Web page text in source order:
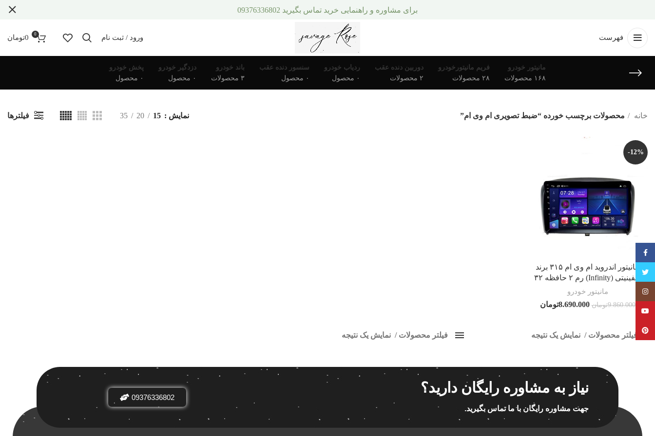
فهرست ورود / ثبت نام 0
0تومان
مانیتور خودرو
۱۶۸ محصولات
فریم مانیتورخودرو
۲۸ محصولات
دوربین دنده عقب
۲ محصولات
ردیاب خودرو
۰ محصول
سنسور دنده عقب
۰ محصول
باند خودرو
۳ محصولات
دزدگیر خودرو
۰ محصول
پخش خودرو
۰ محصول
خانه محصولات برچسب خورده “ضبط تصویری ام وی ام” نمایش 15
20
35 فیلترها
-12%
مانیتور اندروید ام وی ام ۳۱۵ برند
اینفینیتی (Infinity) رم ۲ حافظه ۳۲
مانیتور خودرو
9.860.000تومان 8.690.000تومان
فیلتر محصولات
نمایش یک نتیجه
فقط نمایش محصولات فروش فقط موجود در انبار
فیلتر محصولات نمایش یک نتیجه
قیمت گذاری مرتب سازی بر اساس
محبوبیت
نیاز به مشاوره رایگان دارید؟
جهت مشاوره رایگان با ما تماس بگیرید.
09376336802
برای مشاوره و راهنمایی خرید تماس بگیرید 09376336802
تویتر
Instagram
Pinterest